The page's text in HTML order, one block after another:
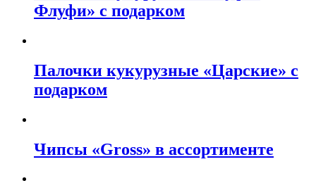
Флуфи» с подарком
Палочки кукурузные «Царские» с
подарком
Чипсы «Gross» в ассортименте